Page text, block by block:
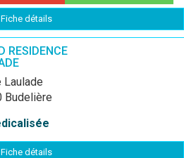
Fiche détails
RESIDENCE
Laulade
Budelière
Fiche détails